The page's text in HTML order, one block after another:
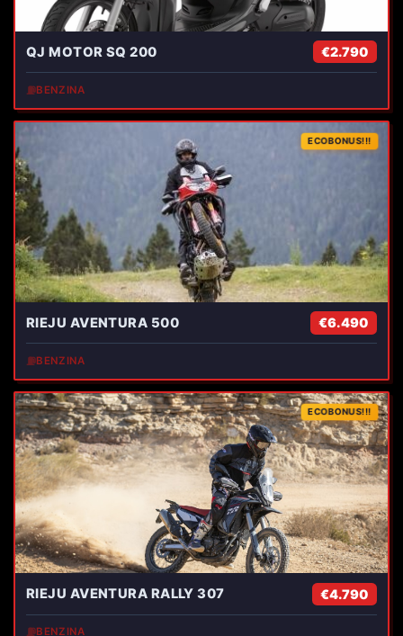
QJ MOTOR SQ 200 €2.790
⛽BENZINA
ECOBONUS!!!
RIEJU AVENTURA 500 €6.490
⛽BENZINA
ECOBONUS!!!
RIEJU AVENTURA RALLY 307 €4.790
⛽BENZINA